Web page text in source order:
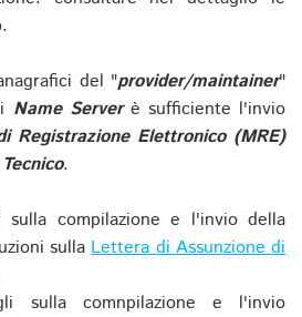
del "provider/maintainer"
Name Serverè sufficiente l'invio
Registrazione Elettronico (MRE)
.
sulla compilazione e l'invio della
sullaLettera di Assunzione di
sulla comnpilazione e l'invio